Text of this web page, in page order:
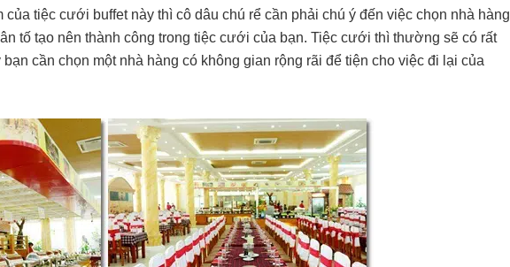
tiệc cưới buffet này thì cô dâu chú rể cần phải chú ý đến việc chọn nhà hàng
tố tạo nên thành công trong tiệc cưới của bạn. Tiệc cưới thì thường sẽ có rất
cần chọn một nhà hàng có không gian rộng rãi để tiện cho việc đi lại của